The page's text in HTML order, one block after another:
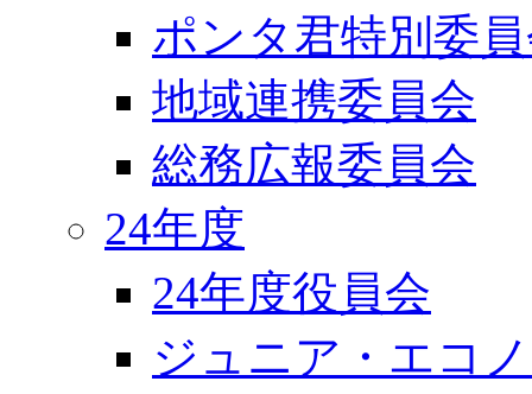
ポンタ君特別委
地域連携委員会
総務広報委員会
24年度
24年度役員会
ジュニア・エコ